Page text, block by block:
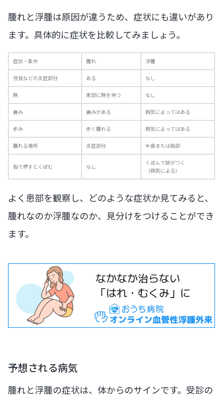
腫れと浮腫は原因が違うため、症状にも違いがあり
ます。具体的に症状を比較してみましょう。
症状・条件 腫れ 浮腫
怪我などの炎症部分 ある なし
熱 患部に熱を持つ なし
痛み 痛みがある 病気によってはある
赤み 赤く腫れる 病気によってはある
腫れる場所 炎症部分 全身または局部
指で押すとくぼむ なし
くぼんで跡がつく
（病気による）
よく患部を観察し、どのような症状か見てみると、
腫れなのか浮腫なのか、見分けをつけることができ
ます。
予想される病気
腫れと浮腫の症状は、体からのサインです。受診の